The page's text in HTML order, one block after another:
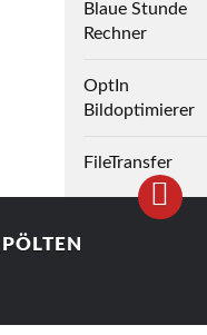
Blaue Stunde
Rechner
OptIn
Bildoptimierer
FileTransfer